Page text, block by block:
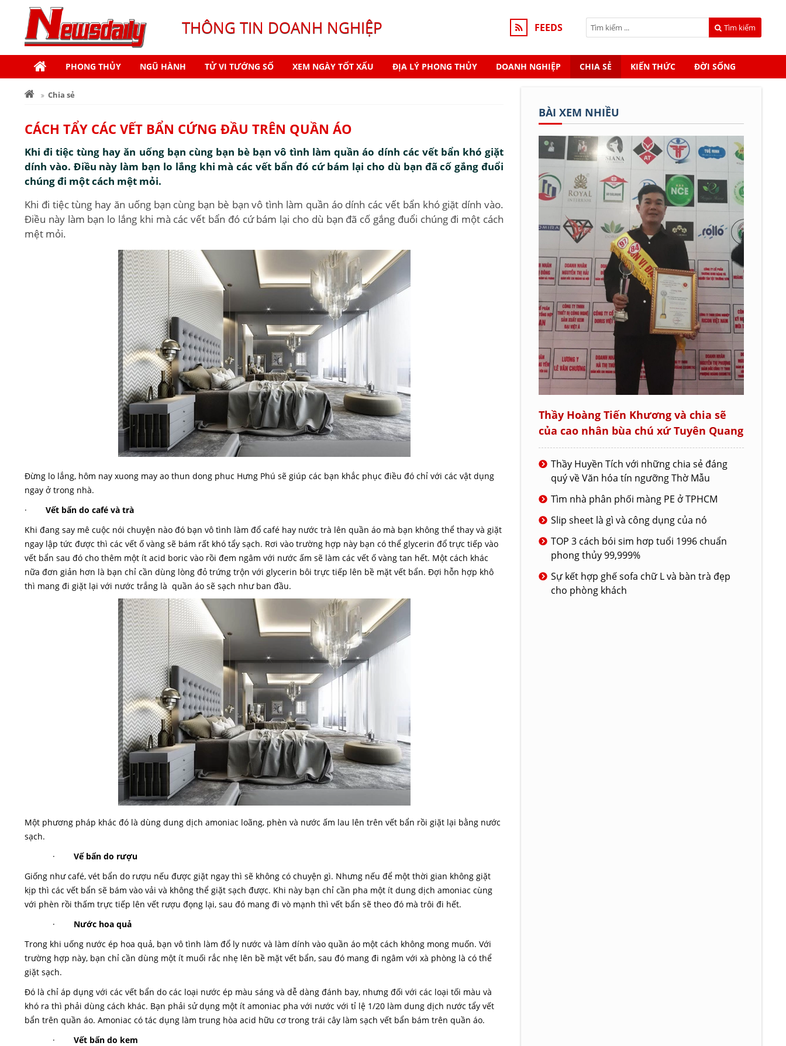
THÔNG TIN DOANH NGHIỆP FEEDS Tìm kiếm
PHONG THỦY NGŨ HÀNH TỬ VI TƯỚNG SỐ XEM NGÀY TỐT XẤU ĐỊA LÝ PHONG THỦY DOANH NGHIỆP CHIA SẺ KIẾN THỨC ĐỜI SỐNG
Chia sẻ
CÁCH TẨY CÁC VẾT BẨN CỨNG ĐẦU TRÊN QUẦN ÁO
Khi đi tiệc tùng hay ăn uống bạn cùng bạn bè bạn vô tình làm quần áo dính các vết bẩn khó giặt
dính vào. Điều này làm bạn lo lắng khi mà các vết bẩn đó cứ bám lại cho dù bạn đã cố gắng đuổi
chúng đi một cách mệt mỏi.
Khi đi tiệc tùng hay ăn uống bạn cùng bạn bè bạn vô tình làm quần áo dính các vết bẩn khó giặt dính vào.
Điều này làm bạn lo lắng khi mà các vết bẩn đó cứ bám lại cho dù bạn đã cố gắng đuổi chúng đi một cách
mệt mỏi.
Đừng lo lắng, hôm nay xuong may ao thun dong phuc Hưng Phú sẽ giúp các bạn khắc phục điều đó chỉ với các vật dụng
ngay ở trong nhà.
· Vết bẩn do café và trà
Khi đang say mê cuộc nói chuyện nào đó bạn vô tình làm đổ café hay nước trà lên quần áo mà bạn không thể thay và giặt
ngay lập tức được thì các vết ố vàng sẽ bám rất khó tẩy sạch. Rơi vào trường hợp này bạn có thể glycerin đổ trực tiếp vào
vết bẩn sau đó cho thêm một ít acid boric vào rồi đem ngâm với nước ấm sẽ làm các vết ố vàng tan hết. Một cách khác
nữa đơn giản hơn là bạn chỉ cần dùng lòng đỏ trứng trộn với glycerin bôi trực tiếp lên bề mặt vết bẩn. Đợi hỗn hợp khô
thì mang đi giặt lại với nước trắng là quần áo sẽ sạch như ban đầu.
Một phương pháp khác đó là dùng dung dịch amoniac loãng, phèn và nước ấm lau lên trên vết bẩn rồi giặt lại bằng nước
sạch.
· Vế bẩn do rượu
Giống như café, vét bẩn do rượu nếu được giặt ngay thì sẽ không có chuyện gì. Nhưng nếu để một thời gian không giặt
kịp thì các vết bẩn sẽ bám vào vải và không thể giặt sạch được. Khi này bạn chỉ cần pha một ít dung dịch amoniac cùng
với phèn rồi thấm trực tiếp lên vết rượu đọng lại, sau đó mang đi vò mạnh thì vết bẩn sẽ theo đó mà trôi đi hết.
· Nước hoa quả
Trong khi uống nước ép hoa quả, bạn vô tình làm đổ ly nước và làm dính vào quần áo một cách không mong muốn. Với
trường hợp này, bạn chỉ cần dùng một ít muối rắc nhẹ lên bề mặt vết bẩn, sau đó mang đi ngâm với xà phòng là có thể
giặt sạch.
Đó là chỉ áp dụng với các vết bẩn do các loại nước ép màu sáng và dễ dàng đánh bay, nhưng đối với các loại tối màu và
khó ra thì phải dùng cách khác. Bạn phải sử dụng một ít amoniac pha với nước với tỉ lệ 1/20 làm dung dịch nước tẩy vết
bẩn trên quần áo. Amoniac có tác dụng làm trung hòa acid hữu cơ trong trái cây làm sạch vết bẩn bám trên quần áo.
· Vết bẩn do kem
BÀI XEM NHIỀU
Thầy Hoàng Tiến Khương và chia sẽ
của cao nhân bùa chú xứ Tuyên Quang
Thầy Huyền Tích với những chia sẻ đáng
quý về Văn hóa tín ngưỡng Thờ Mẫu
Tìm nhà phân phối màng PE ở TPHCM
Slip sheet là gì và công dụng của nó
TOP 3 cách bói sim hơp tuổi 1996 chuẩn
phong thủy 99,999%
Sự kết hợp ghế sofa chữ L và bàn trà đẹp
cho phòng khách